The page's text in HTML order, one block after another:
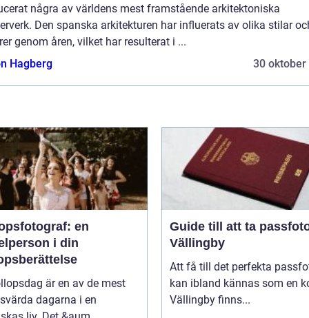
några av världens mest framstående arkitektoniska
Den spanska arkitekturen har influerats av olika stilar
genom åren, vilket har resulterat i ...
Hagberg
30 oktober
en
i din
är en av de mest
dagarna i en
Guide till att ta
Vällingby
Att få till det perfekta
kan ibland kännas som en
Vällingby finns...